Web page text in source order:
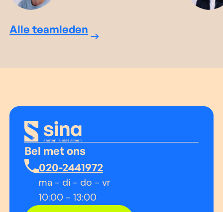
Alle teamleden
Bel met ons
020-2441972
ma - di - do - vr
10:00 - 13:00